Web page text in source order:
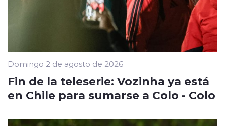
Domingo 2 de agosto de 2026
Fin de la teleserie: Vozinha ya está
en Chile para sumarse a Colo - Colo